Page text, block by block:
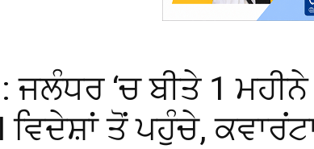
ਜਲੰਧਰ ‘ਚ ਬੀਤੇ 1
ਵਿਦੇਸ਼ਾਂ ਤੋਂ ਪਹੁੰਚੇ,